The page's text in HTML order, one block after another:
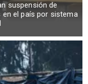
suspensión de
en el país por sistema